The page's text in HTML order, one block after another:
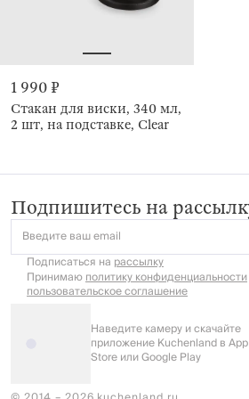
1 990 ₽
Стакан для виски, 340 мл,
2 шт, на подставке, Clear
Подпишитесь на
Введите ваш email
Подписаться на рассылку
Принимаюполитику конфиденциальности
пользовательское соглашение
Наведите камеру и скачайте
приложение Kuchenland в App
Store или Google Play